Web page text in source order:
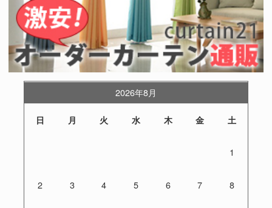
2026年8月
日 月 火 水 木 金 土
1
2 3 4 5 6 7 8